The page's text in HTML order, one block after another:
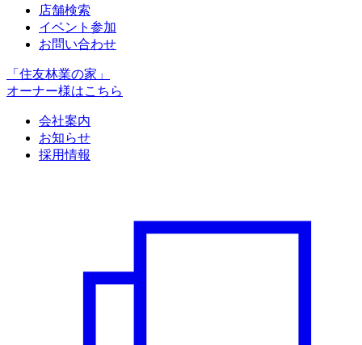
店舗検索
イベント参加
お問い合わせ
「住友林業の家」
オーナー様はこちら
会社案内
お知らせ
採用情報